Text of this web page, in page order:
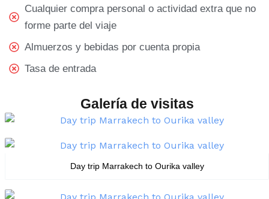
Cualquier compra personal o actividad extra que no
forme parte del viaje
Almuerzos y bebidas por cuenta propia
Tasa de entrada
Galería de visitas
Day trip Marrakech to Ourika valley